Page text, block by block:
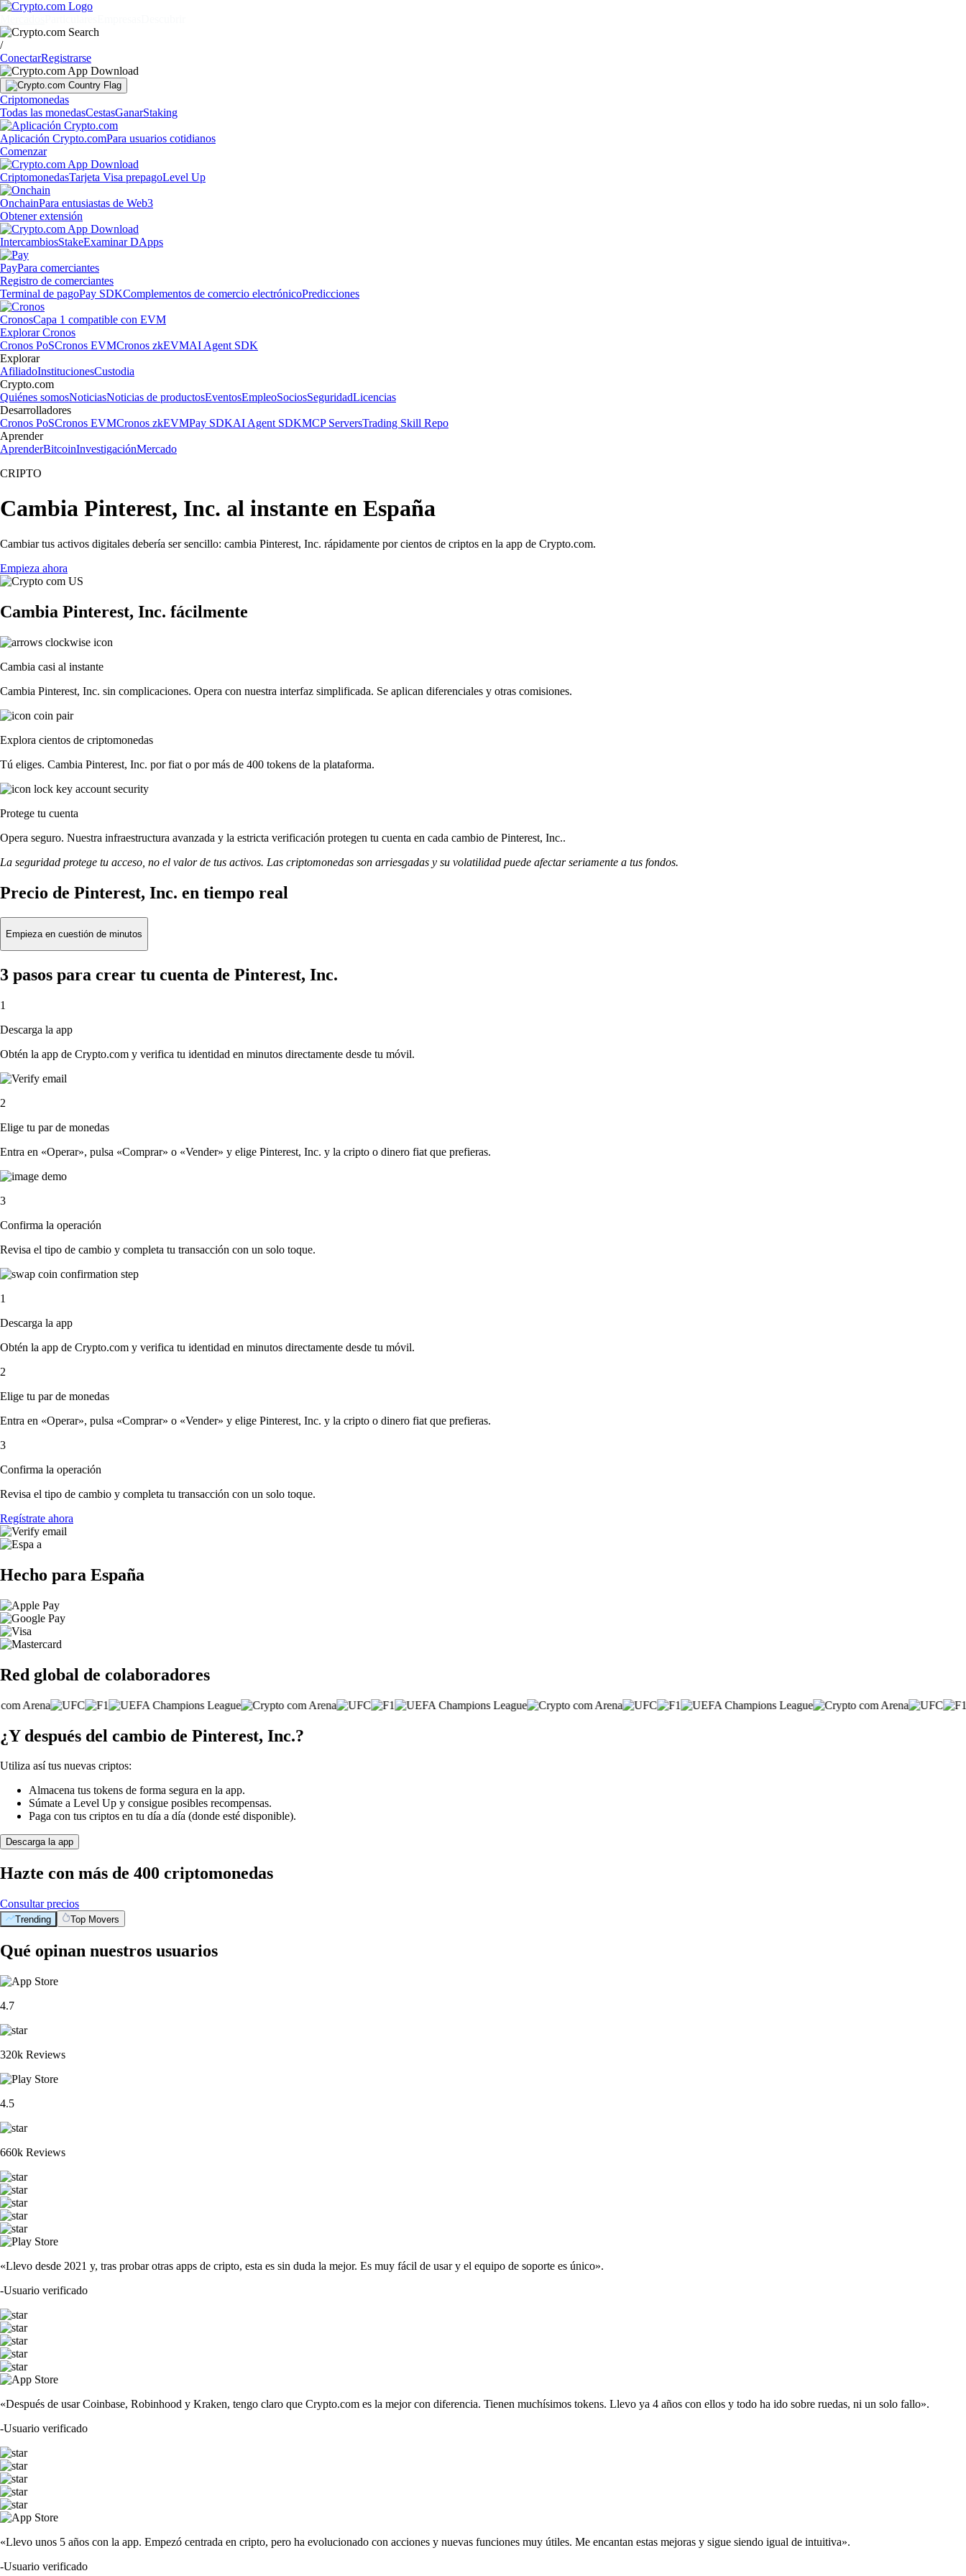
/
ConectarRegistrarse
Criptomonedas
Todas las monedasCestasGanarStaking
Aplicación Crypto.comPara usuarios cotidianos
Comenzar
CriptomonedasTarjeta Visa prepagoLevel Up
OnchainPara entusiastas de Web3
Obtener extensión
IntercambiosStakeExaminar DApps
PayPara comerciantes
Registro de comerciantes
Terminal de pagoPay SDKComplementos de comercio electrónicoPredicciones
CronosCapa 1 compatible con EVM
Explorar Cronos
Cronos PoSCronos EVMCronos zkEVMAI Agent SDK
Explorar
AfiliadoInstitucionesCustodia
Crypto.com
Quiénes somosNoticiasNoticias de productosEventosEmpleoSociosSeguridadLicencias
Desarrolladores
Cronos PoSCronos EVMCronos zkEVMPay SDKAI Agent SDKMCP ServersTrading Skill Repo
Aprender
AprenderBitcoinInvestigaciónMercado
CRIPTO
Cambia Pinterest, Inc. al instante en España
Cambiar tus activos digitales debería ser sencillo: cambia Pinterest, Inc. rápidamente por cientos de criptos en la app de Crypto.com.
Empieza ahora
Cambia Pinterest, Inc. fácilmente
Cambia casi al instante
Cambia Pinterest, Inc. sin complicaciones. Opera con nuestra interfaz simplificada. Se aplican diferenciales y otras comisiones.
Explora cientos de criptomonedas
Tú eliges. Cambia Pinterest, Inc. por fiat o por más de 400 tokens de la plataforma.
Protege tu cuenta
Opera seguro. Nuestra infraestructura avanzada y la estricta verificación protegen tu cuenta en cada cambio de Pinterest, Inc..
La seguridad protege tu acceso, no el valor de tus activos. Las criptomonedas son arriesgadas y su volatilidad puede afectar seriamente a tus fondos.
Precio de Pinterest, Inc. en tiempo real
Empieza en cuestión de minutos
3 pasos para crear tu cuenta de Pinterest, Inc.
1
Descarga la app
Obtén la app de Crypto.com y verifica tu identidad en minutos directamente desde tu móvil.
2
Elige tu par de monedas
Entra en «Operar», pulsa «Comprar» o «Vender» y elige Pinterest, Inc. y la cripto o dinero fiat que prefieras.
3
Confirma la operación
Revisa el tipo de cambio y completa tu transacción con un solo toque.
1
Descarga la app
Obtén la app de Crypto.com y verifica tu identidad en minutos directamente desde tu móvil.
2
Elige tu par de monedas
Entra en «Operar», pulsa «Comprar» o «Vender» y elige Pinterest, Inc. y la cripto o dinero fiat que prefieras.
3
Confirma la operación
Revisa el tipo de cambio y completa tu transacción con un solo toque.
Regístrate ahora
Hecho para España
Red global de colaboradores
¿Y después del cambio de Pinterest, Inc.?
Utiliza así tus nuevas criptos:
Almacena tus tokens de forma segura en la app.
Súmate a Level Up y consigue posibles recompensas.
Paga con tus criptos en tu día a día (donde esté disponible).
Descarga la app
Hazte con más de 400 criptomonedas
Consultar precios
Trending Top Movers
Qué opinan nuestros usuarios
4.7
320k Reviews
4.5
660k Reviews
«Llevo desde 2021 y, tras probar otras apps de cripto, esta es sin duda la mejor. Es muy fácil de usar y el equipo de soporte es único».
-Usuario verificado
«Después de usar Coinbase, Robinhood y Kraken, tengo claro que Crypto.com es la mejor con diferencia. Tienen muchísimos tokens. Llevo ya 4 años con ellos y todo ha ido sobre ruedas, ni un solo fallo».
-Usuario verificado
«Llevo unos 5 años con la app. Empezó centrada en cripto, pero ha evolucionado con acciones y nuevas funciones muy útiles. Me encantan estas mejoras y sigue siendo igual de intuitiva».
-Usuario verificado